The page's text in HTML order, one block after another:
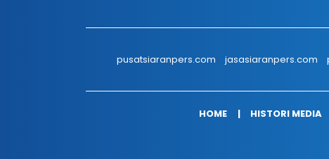
pusatsiaranpers.com
jasasiaranpers.com
HOME HISTORI MEDIA